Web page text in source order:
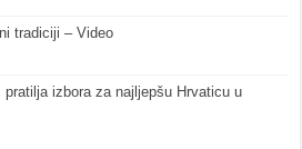
tradiciji – Video
izbora za najljepšu Hrvaticu u